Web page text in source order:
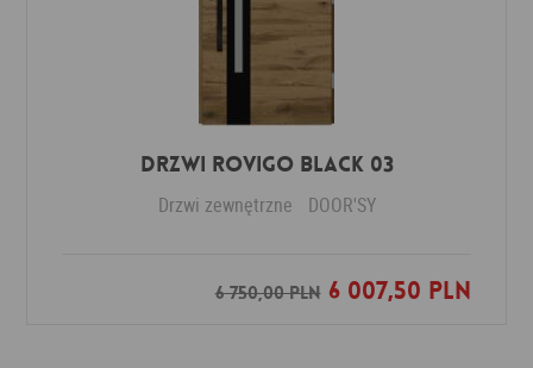
DRZWI ROVIGO BLACK 03
Drzwi zewnętrzne DOOR'SY
6 750,00 PLN6 007,50 PLN
Dodaj do ulubionych